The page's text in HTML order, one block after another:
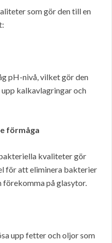
som gör den till en
pH-nivå, vilket gör den
kalkavlagringar och
förmåga
kvaliteter gör
för att eliminera bakterier
förekomma på glasytor.
upp fetter och oljor som